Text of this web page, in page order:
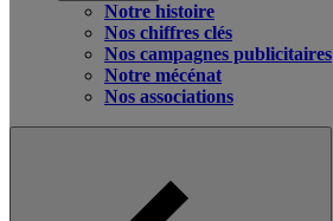
Notre histoire
Nos chiffres clés
Nos campagnes publicitaires
Notre mécénat
Nos associations